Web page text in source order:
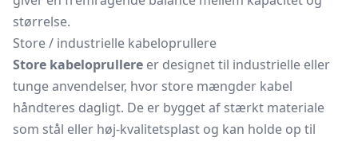
størrelse.
Store / industrielle kabeloprullere
Store kabeloprullere er designet til industrielle eller
tunge anvendelser, hvor store mængder kabel
håndteres dagligt. De er bygget af stærkt materiale
som stål eller høj-kvalitetsplast og kan holde op til